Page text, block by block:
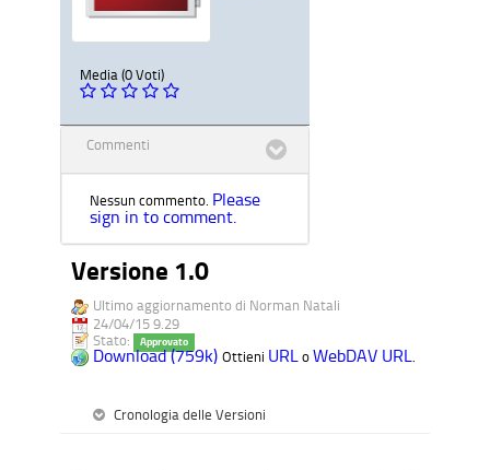
Media (0 Voti)
Commenti
Nessun commento. Please
sign in to comment.
Versione 1.0
Ultimo aggiornamento di Norman Natali
24/04/15 9.29
Stato:
Approvato
Download (759k) Ottieni URL o WebDAV URL.
Cronologia delle Versioni